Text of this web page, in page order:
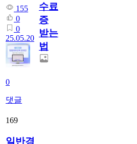
155
0
0
25.05.20
0
댓글
수료
증
받는
법
169
일반경